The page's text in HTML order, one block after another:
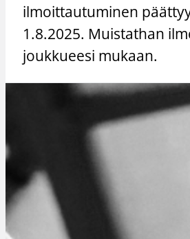
ilmoittautuminen
1.8.2025. Muistathan
joukkueesi mukaan.